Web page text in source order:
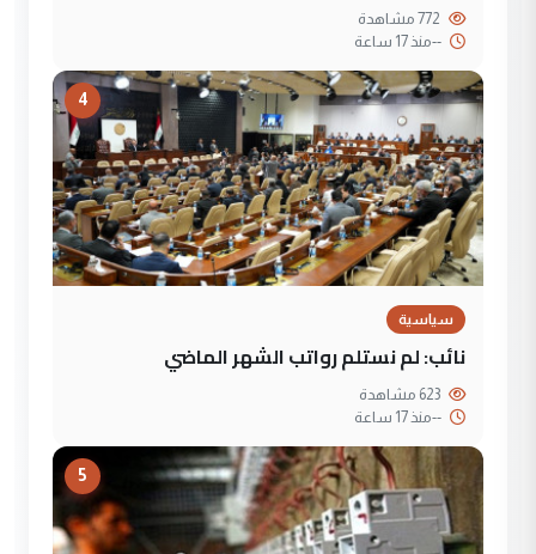
--منذ 17 ساعة
4
سياسية
نائب: لم نستلم رواتب الشهر الماضي
--منذ 17 ساعة
5